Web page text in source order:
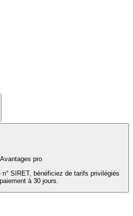
Avantages pro
SIRET, bénéficiez de tarifs privilégiés
à 30 jours.